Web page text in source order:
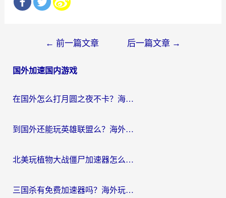
导
← 前一篇文章 后一篇文章 →
国外加速国内游戏
在国外怎么打月圆之夜不卡？海外玩家国服游戏加速终极指南（附巴西英国游戏适配方案）
到国外还能玩英雄联盟么？海外玩家国服游戏畅玩终极指南
北美玩植物大战僵尸加速器怎么选？2026海外党必看的国服游戏加速指南
三国杀有免费加速器吗？海外玩家国服畅玩终极指南（附泰国南非专属解决方案）